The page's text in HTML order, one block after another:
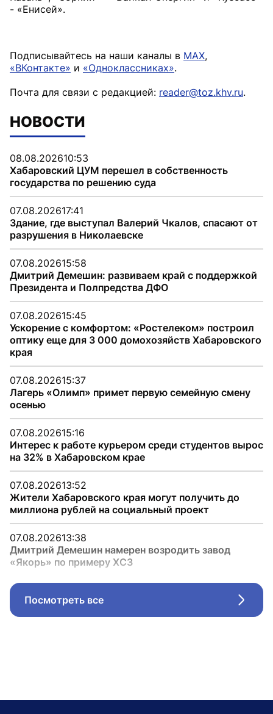
- «Енисей».
Подписывайтесь на наши каналы в MAX,
«ВКонтакте» и «Одноклассниках».
Почта для связи с редакцией: reader@toz.khv.ru.
НОВОСТИ
08.08.202610:53
Хабаровский ЦУМ перешел в собственность
государства по решению суда
07.08.202617:41
Здание, где выступал Валерий Чкалов, спасают от
разрушения в Николаевске
07.08.202615:58
Дмитрий Демешин: развиваем край с поддержкой
Президента и Полпредства ДФО
07.08.202615:45
Ускорение с комфортом: «Ростелеком» построил
оптику еще для 3 000 домохозяйств Хабаровского
края
07.08.202615:37
Лагерь «Олимп» примет первую семейную смену
осенью
07.08.202615:16
Интерес к работе курьером среди студентов вырос
на 32% в Хабаровском крае
07.08.202613:52
Жители Хабаровского края могут получить до
миллиона рублей на социальный проект
07.08.202613:38
Дмитрий Демешин намерен возродить завод
«Якорь» по примеру ХСЗ
Посмотреть все